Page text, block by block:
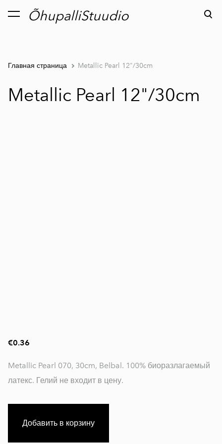
ÕhupalliStuudio
был добавлен в
корзину.
Просмотр корзины
Главная страница Metallic Pearl 12"/30cm
Metallic Pearl 12"/30cm
€0.36
Metallic Pearl 070, 30cm, Belbal. 100% биоразлагаемый
латекс. Гелий не входит в цену.
Добавить в корзину